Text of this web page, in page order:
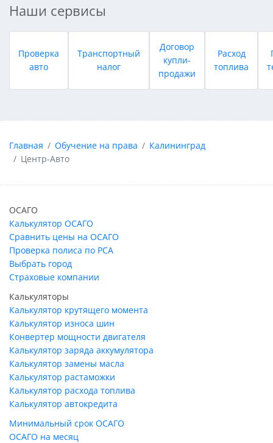
Наши сервисы
Проверка
авто
Транспортный
налог
Договор
купли-
продажи
Расход
топлива
Главная Обучение на права
Калининград
Центр-Авто
ОСАГО
Калькулятор ОСАГО
Сравнить цены на ОСАГО
Проверка полиса по РСА
Выбрать город
Страховые компании
Калькуляторы
Калькулятор крутящего момента
Калькулятор износа шин
Конвертер мощности двигателя
Калькулятор заряда аккумулятора
Калькулятор замены масла
Калькулятор растаможки
Калькулятор расхода топлива
Калькулятор автокредита
Минимальный срок ОСАГО
ОСАГО на месяц